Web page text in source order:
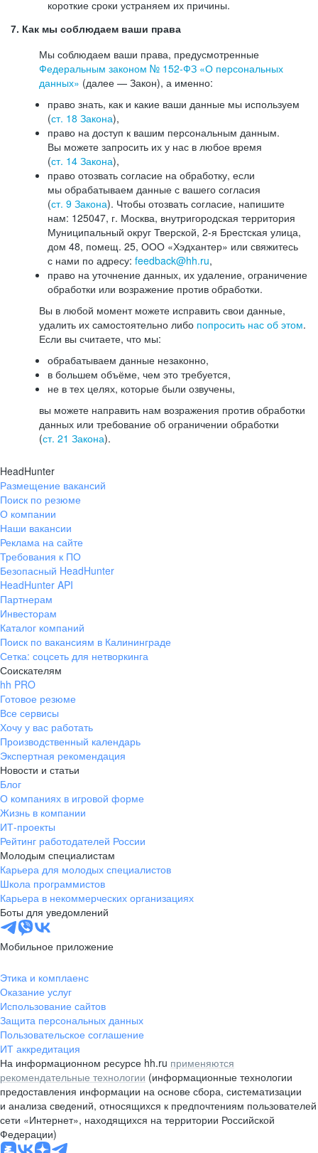
короткие сроки устраняем их причины.
7. Как мы соблюдаем ваши права
Мы соблюдаем ваши права, предусмотренные
Федеральным законом № 152-ФЗ «О персональных
данных» (далее — Закон), а именно:
право знать, как и какие ваши данные мы используем
(ст. 18 Закона),
право на доступ к вашим персональным данным.
Вы можете запросить их у нас в любое время
(ст. 14 Закона),
право отозвать согласие на обработку, если
мы обрабатываем данные с вашего согласия
(ст. 9 Закона). Чтобы отозвать согласие, напишите
нам: 125047, г. Москва, внутригородская территория
Муниципальный округ Тверской, 2-я Брестская улица,
дом 48, помещ. 25, ООО «Хэдхантер» или свяжитесь
с нами по адресу: feedback@hh.ru,
право на уточнение данных, их удаление, ограничение
обработки или возражение против обработки.
Вы в любой момент можете исправить свои данные,
удалить их самостоятельно либо попросить нас об этом.
Если вы считаете, что мы:
обрабатываем данные незаконно,
в большем объёме, чем это требуется,
не в тех целях, которые были озвучены,
вы можете направить нам возражения против обработки
данных или требование об ограничении обработки
(ст. 21 Закона).
HeadHunter
Размещение вакансий
Поиск по резюме
О компании
Наши вакансии
Реклама на сайте
Требования к ПО
Безопасный HeadHunter
HeadHunter API
Партнерам
Инвесторам
Каталог компаний
Поиск по вакансиям в Калининграде
Сетка: соцсеть для нетворкинга
Соискателям
hh PRO
Готовое резюме
Все сервисы
Хочу у вас работать
Производственный календарь
Экспертная рекомендация
Новости и статьи
Блог
О компаниях в игровой форме
Жизнь в компании
ИТ-проекты
Рейтинг работодателей России
Молодым специалистам
Карьера для молодых специалистов
Школа программистов
Карьера в некоммерческих организациях
Боты для уведомлений
Мобильное приложение
Этика и комплаенс
Оказание услуг
Использование сайтов
Защита персональных данных
Пользовательское соглашение
ИТ аккредитация
На информационном ресурсе hh.ru применяются
рекомендательные технологии (информационные технологии
предоставления информации на основе сбора, систематизации
и анализа сведений, относящихся к предпочтениям пользователей
сети «Интернет», находящихся на территории Российской
Федерации)